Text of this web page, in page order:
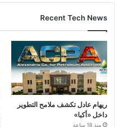
Recent Tech News
ريهام عادل تكشف ملامح التطوير
داخل «أكبا»
منذ 18 ساعة